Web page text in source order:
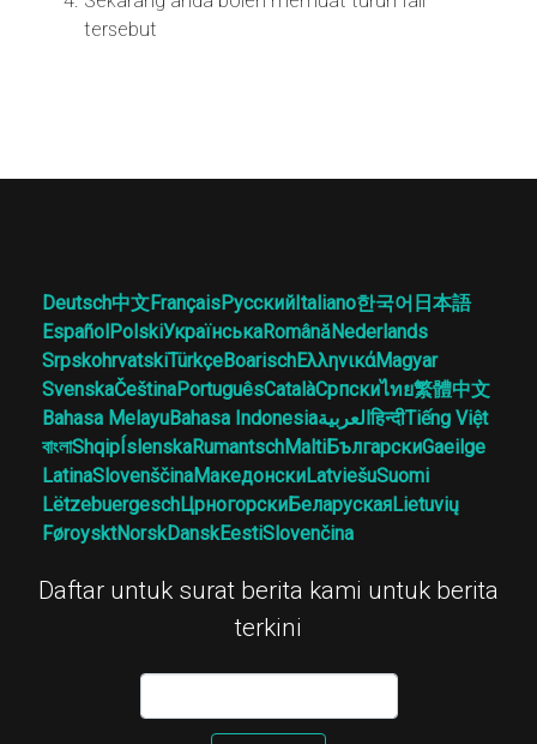
tersebut
Deutsch中文FrançaisРусскийItaliano한국어 日本語
EspañolPolskiУкраїнськаRomânăNederlands
SrpskohrvatskiTürkçeBoarischΕλληνικάMagyar
SvenskaČeštinaPortuguêsCatalàСрпскиไทย繁體中文
Bahasa MelayuBahasa Indonesiaالعربيةहिन्दीTiếng Việt
বাংলাShqipÍslenskaRumantschMaltiБългарскиGaeilge
LatinaSlovenščinaМакедонскиLatviešuSuomi
LëtzebuergeschЦрногорскиБеларускаяLietuvių
FøroysktNorskDanskEestiSlovenčina
Daftar untuk surat berita kami untuk berita
terkini